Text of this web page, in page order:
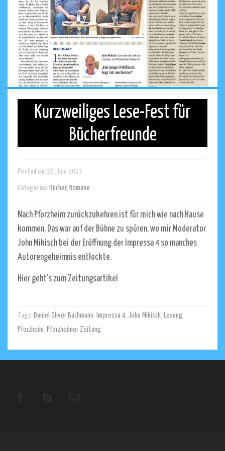
Kurzweiliges Lese-Fest für
Bücherfreunde
Posted on: 26. Juni 2023
Categories: Bücher,Romane
Nach Pforzheim zurückzukehren ist für mich wie nach Hause
kommen. Das war auf der Bühne zu spüren, wo mir Moderator
John Mikisch bei der Eröffnung der Impressa 4 so manches
Autorengeheimnis entlockte.
Hier geht’s zum Zeitungsartikel
Tags: Daniel Oliver Bachmann, Impressa 4, John Mikisch, Lesung,
Pforzheim, Pforzheimer Zeitung